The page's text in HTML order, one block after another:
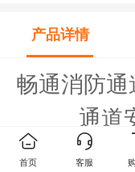
产品详情
畅通消防
通道
首页 客服